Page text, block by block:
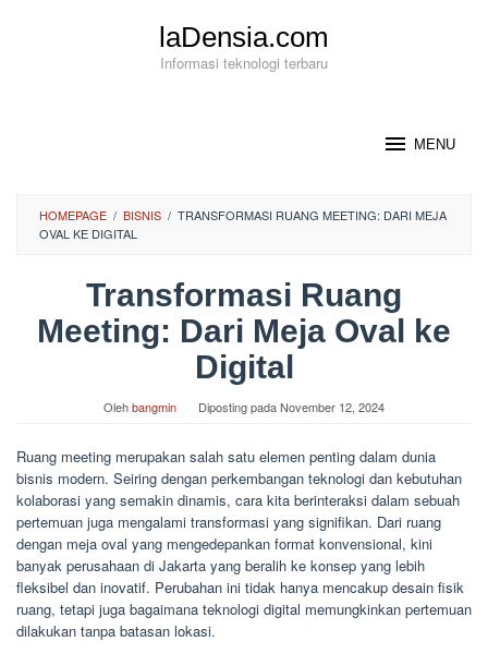
laDensia.com
Informasi teknologi terbaru
MENU
HOMEPAGE / BISNIS / TRANSFORMASI RUANG MEETING: DARI MEJA
OVAL KE DIGITAL
Transformasi Ruang
Meeting: Dari Meja Oval ke
Digital
Olehbangmin Diposting padaNovember 12, 2024
Ruang meeting merupakan salah satu elemen penting dalam dunia
bisnis modern. Seiring dengan perkembangan teknologi dan kebutuhan
kolaborasi yang semakin dinamis, cara kita berinteraksi dalam sebuah
pertemuan juga mengalami transformasi yang signifikan. Dari ruang
dengan meja oval yang mengedepankan format konvensional, kini
banyak perusahaan di Jakarta yang beralih ke konsep yang lebih
fleksibel dan inovatif. Perubahan ini tidak hanya mencakup desain fisik
ruang, tetapi juga bagaimana teknologi digital memungkinkan pertemuan
dilakukan tanpa batasan lokasi.